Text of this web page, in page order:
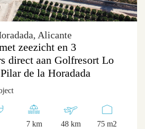
Alicante
zeezicht en 3
direct aan Golfresort Lo
de la Horadada
7 km 48 km 75 m2